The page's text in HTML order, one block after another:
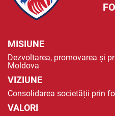
MISIUNE
Dezvoltarea, promovarea și
Moldova
VIZIUNE
Consolidarea societății prin
VALORI